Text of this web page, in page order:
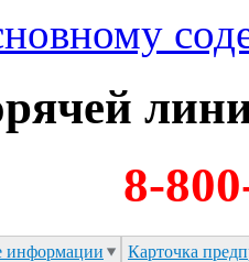
8-
информации Карточка